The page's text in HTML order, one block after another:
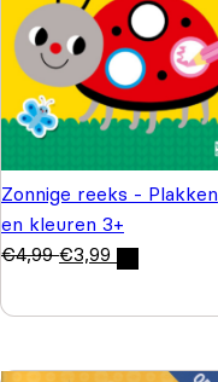
Zonnige reeks - Plakken
en kleuren 3+
€4,99 €3,99